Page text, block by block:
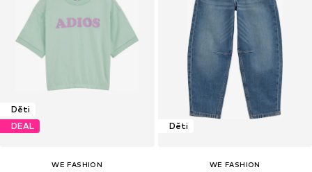
Děti
DEAL
WE FASHION
Děti
WE FASHION